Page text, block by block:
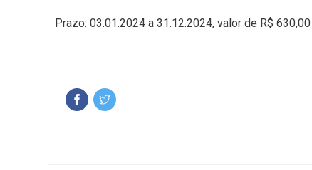
Prazo: 03.01.2024 a 31.12.2024, valor de R$